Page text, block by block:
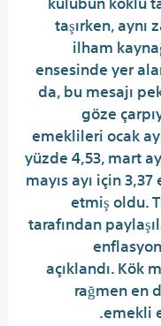
taşırken,
ilham
ensesinde yer
da, bu mesajı
göze
emeklileri ocak
yüzde 4,53, mart
mayıs ayı için
etmiş oldu.
tarafından
açıklandı. Kök
rağmen en
emekli